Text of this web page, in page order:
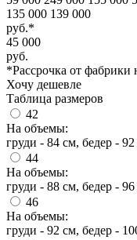
135 000 139 000
руб.*
45 000
руб.
*Рассрочка от фабрики
Хочу дешевле
Таблица размеров
42
На объемы:
груди - 84 см, бедер - 92
44
На объемы:
груди - 88 см, бедер - 96
46
На объемы:
груди - 92 см, бедер -